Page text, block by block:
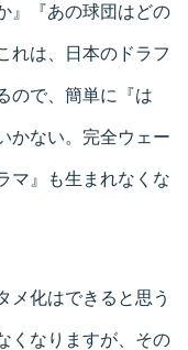
』『あの球団はどの
れは、日本のドラフ
ので、簡単に『は
かない。完全ウェー
マ』も生まれなくな
メ化はできると思う
くなりますが、その